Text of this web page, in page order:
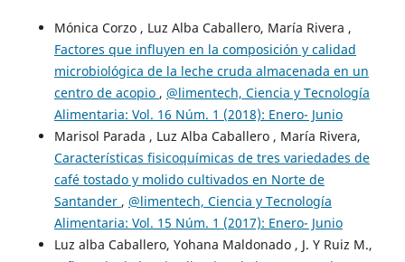
Mónica Corzo , Luz Alba Caballero, María Rivera ,
Factores que influyen en la composición y calidad
microbiológica de la leche cruda almacenada en un
centro de acopio , @limentech, Ciencia y Tecnología
Alimentaria: Vol. 16 Núm. 1 (2018): Enero- Junio
Marisol Parada , Luz Alba Caballero , María Rivera,
Características fisicoquímicas de tres variedades de
café tostado y molido cultivados en Norte de
Santander , @limentech, Ciencia y Tecnología
Alimentaria: Vol. 15 Núm. 1 (2017): Enero- Junio
Luz alba Caballero, Yohana Maldonado , J. Y Ruiz M.,